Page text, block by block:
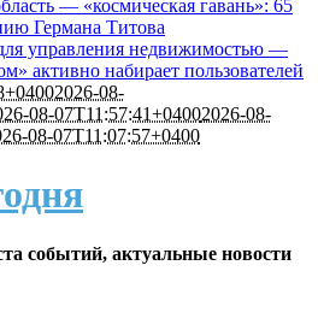
— «космическая гавань»: 65
Германа Титова
управления недвижимостью —
активно набирает пользователей
2026-08-
08-07T11:57:41+04002026-08-
08-07T11:07:57+0400
событий, актуальные новости